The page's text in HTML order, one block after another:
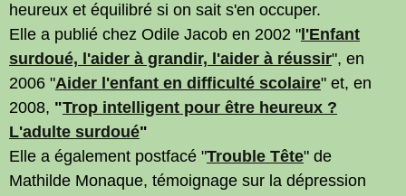
heureux et équilibré si on sait s'en occuper.
Elle a publié chez Odile Jacob en 2002 " l'Enfant
surdoué, l'aider à grandir, l'aider à réussir", en
2006 "Aider l'enfant en difficulté scolaire" et, en
2008, "Trop intelligent pour être heureux ?
L'adulte surdoué"
Elle a également postfacé "Trouble Tête" de
Mathilde Monaque, témoignage sur la dépression